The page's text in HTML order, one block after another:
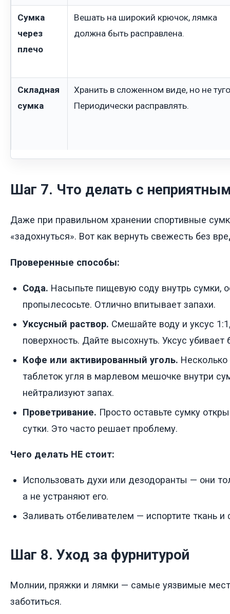
Сумка
через
плечо
Вешать на широкий крючок, лямка
должна быть расправлена.
Складная
сумка
Хранить в сложенном виде, но не
Периодически расправлять.
Шаг 7. Что делать с
Даже при правильном хранении спортивные
«задохнуться». Вот как вернуть свежесть без
Проверенные способы:
Сода. Насыпьте пищевую соду внутрь сумки,
пропылесосьте. Отлично впитывает запахи.
Уксусный раствор. Смешайте воду и уксус
поверхность. Дайте высохнуть. Уксус убивает
Кофе или активированный уголь.
таблеток угля в марлевом мешочке внутри
нейтрализуют запах.
Проветривание. Просто оставьте сумку
сутки. Это часто решает проблему.
Чего делать НЕ стоит:
Использовать духи или дезодоранты — они
а не устраняют его.
Заливать отбеливателем — испортите ткань и
Шаг 8. Уход за фурнитурой
Молнии, пряжки и лямки — самые уязвимые
заботиться.